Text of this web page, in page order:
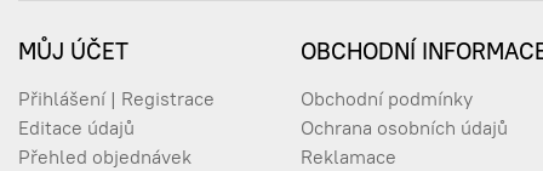
MŮJ ÚČET
Přihlášení | Registrace
Editace údajů
Přehled objednávek
OBCHODNÍ
Obchodní podmínky
Ochrana osobních údajů
Reklamace